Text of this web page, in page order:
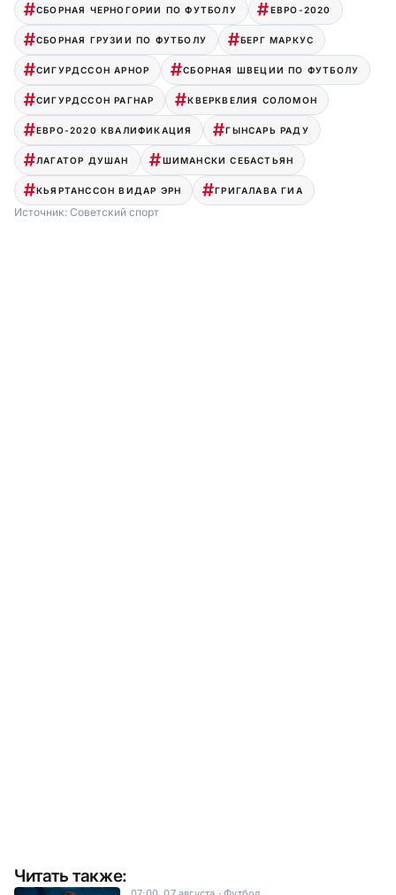
СБОРНАЯ ЧЕРНОГОРИИ ПО ФУТБОЛУ ЕВРО-2020
СБОРНАЯ ГРУЗИИ ПО ФУТБОЛУ БЕРГ МАРКУС
СИГУРДССОН АРНОР СБОРНАЯ ШВЕЦИИ ПО ФУТБОЛУ
СИГУРДССОН РАГНАР КВЕРКВЕЛИЯ СОЛОМОН
ЕВРО-2020 КВАЛИФИКАЦИЯ ГЫНСАРЬ РАДУ
ЛАГАТОР ДУШАН ШИМАНСКИ СЕБАСТЬЯН
КЬЯРТАНССОН ВИДАР ЭРН ГРИГАЛАВА ГИА
Источник: Советский спорт
Читать также: